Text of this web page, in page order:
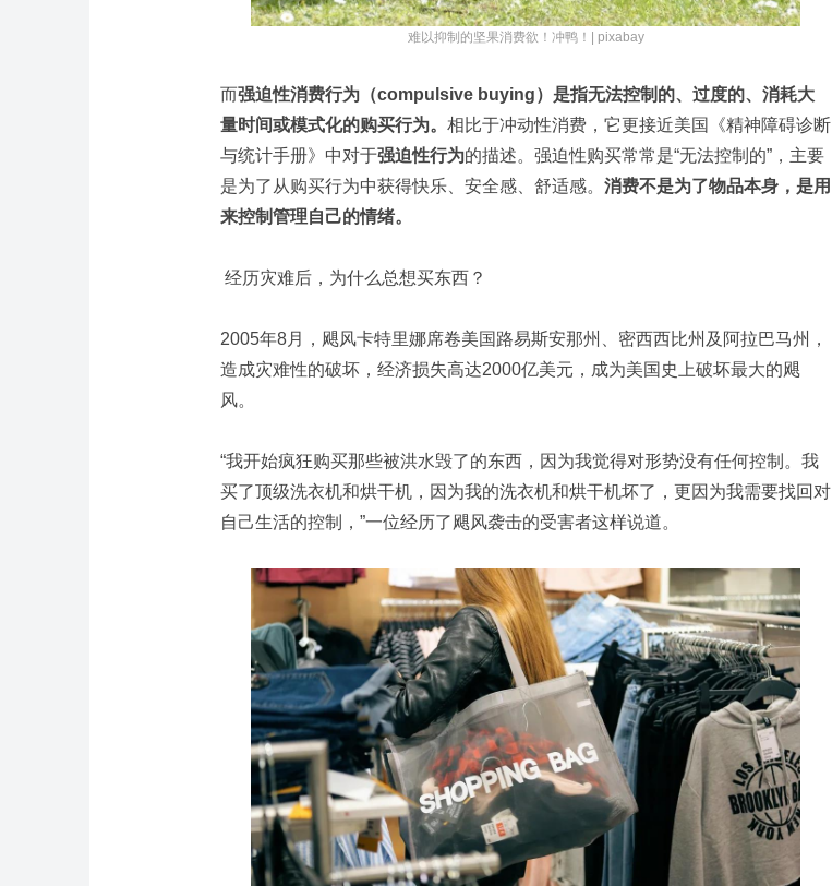
难以抑制的坚果消费欲！冲鸭！| pixabay
而强迫性消费行为（compulsive buying）是指无法控制的、过度的、消耗大
量时间或模式化的购买行为。 相比于冲动性消费，它更接近美国《精神障碍诊断
与统计手册》中对于强迫性行为的描述。强迫性购买常常是“无法控制的”，主要
是为了从购买行为中获得快乐、安全感、舒适感。 消费不是为了物品本身，是用
来控制管理自己的情绪。
经历灾难后，为什么总想买东西？
2005年8月，飓风卡特里娜席卷美国路易斯安那州、密西西比州及阿拉巴马州，
造成灾难性的破坏，经济损失高达2000亿美元，成为美国史上破坏最大的飓
风。
“我开始疯狂购买那些被洪水毁了的东西，因为我觉得对形势没有任何控制。我
买了顶级洗衣机和烘干机，因为我的洗衣机和烘干机坏了，更因为我需要找回对
自己生活的控制，”一位经历了飓风袭击的受害者这样说道。